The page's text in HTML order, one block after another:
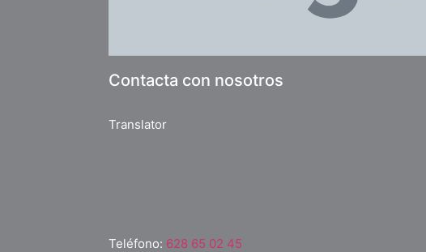
Contacta con nosotros
Translator
Teléfono: 628 65 02 45